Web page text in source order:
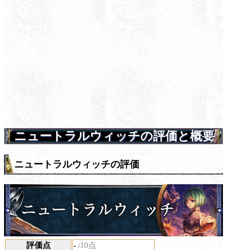
ニュートラルウィッチの評価と概要
ニュートラルウィッチの評価
評価点 - /10点